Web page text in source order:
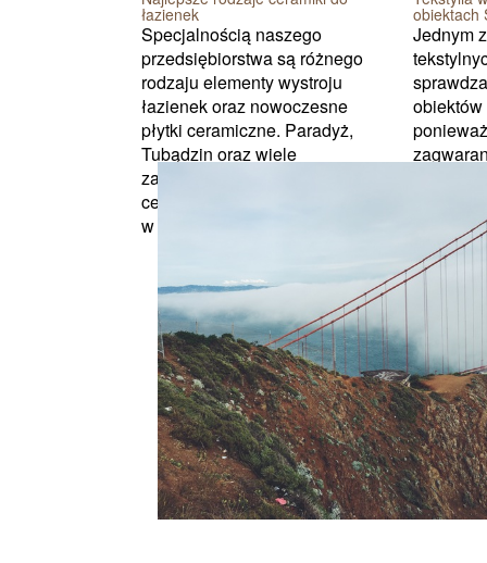
łazienek
Specjalnością naszego
przedsiębiorstwa są różnego
rodzaju elementy wystroju
łazienek oraz nowoczesne
płytki ceramiczne. Paradyż,
Tubądzin oraz wiele
zagranicznych marek
ceramicznych można znaleźć
w ofercie n...
obiektach
Jednym
które